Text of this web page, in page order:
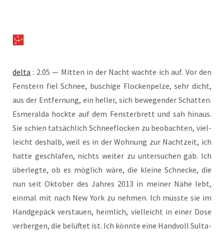
del­ta : 2.05 — Mit­ten in der Nacht wach­te ich auf. Vor den
Fens­tern fiel Schnee, buschi­ge Flo­cken­pe­l­ze, sehr dicht,
aus der Ent­fer­nung, ein hel­ler, sich bewe­gen­der Schat­ten.
Esme­ral­da hock­te auf dem Fens­ter­brett und sah hin­aus.
Sie schien tat­säch­lich Schnee­flo­cken zu beob­ach­ten, viel­
leicht des­halb, weil es in der Woh­nung zur Nacht­zeit, ich
hat­te geschla­fen, nichts wei­ter zu unter­su­chen gab. Ich
über­leg­te, ob es mög­lich wäre, die klei­ne Schne­cke, die
nun seit Okto­ber des Jah­res 2013 in mei­ner Nähe lebt,
ein­mal mit nach New York zu neh­men. Ich müss­te sie im
Hand­ge­päck ver­stau­en, heim­lich, viel­leicht in einer Dose
ver­ber­gen, die belüf­tet ist. Ich könn­te eine Hand­voll Sul­ta­